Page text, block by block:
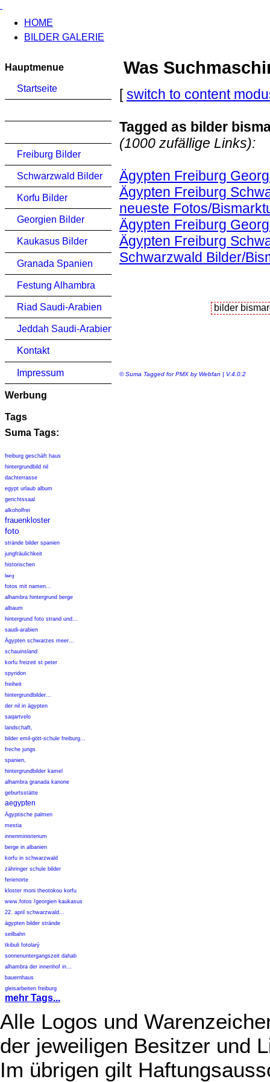
HOME
BILDER GALERIE
Hauptmenue
Startseite
Freiburg Bilder
Schwarzwald Bilder
Korfu Bilder
Georgien Bilder
Kaukasus Bilder
Granada Spanien
Festung Alhambra
Riad Saudi-Arabien
Jeddah Saudi-Arabien
Kontakt
Impressum
Werbung
Tags
Suma Tags:
freiburg geschäft haus
hintergrundbild nil
dachterrasse
egypt urlaub album
gerichtssaal
alkoholfrei
frauenkloster
foto
strände bilder spanien
jungfräulichkeit
historischen
berg
fotos mit namen...
alhambra hintergrund berge
albaum
hintergrund foto strand und...
saudi-arabien
Ägypten schwarzes meer...
schauinsland
korfu freizeit st peter
spyridon
freiheit
hintergrundbilder...
der nil in ägypten
saqartvelo
landschaft,
bilder emil-gött-schule freiburg...
freche jungs
spanien,
hintergrundbilder kamel
alhambra granada kanone
geburtsstätte
aegypten
Ägyptische palmen
mestia
innenministerium
berge in albanien
korfu in schwarzwald
zähringer schule bilder
ferienorte
kloster moni theotokou korfu
www.fotos /georgien kaukasus
22. april schwarzwald...
ägypten bilder strände
seilbahn
tkibuli fotolarý
sonnenuntergangszeit dahab
alhambra der innenhof in...
bauernhaus
gleisarbeiten freiburg
mehr Tags...
Was
[switch to content
Tagged as bilder
(1000 zufällige Links):
Ägypten Freiburg
Ägypten Freiburg
neueste Fotos/
Ägypten Freiburg
Ägypten Freiburg
Schwarzwald Bilder/
© Suma Tagged for PMX by Webfan | V.4.0.2
Alle Logos und
der jeweiligen Besitzer und
Im übrigen gilt